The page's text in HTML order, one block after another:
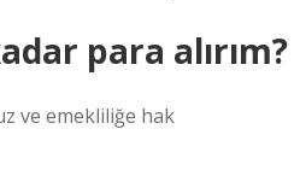
para alırım?
ve emekliliğe hak